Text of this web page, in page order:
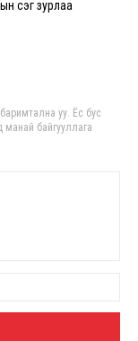
үсэг зурлаа
уу. Ёс бус
манай байгууллага